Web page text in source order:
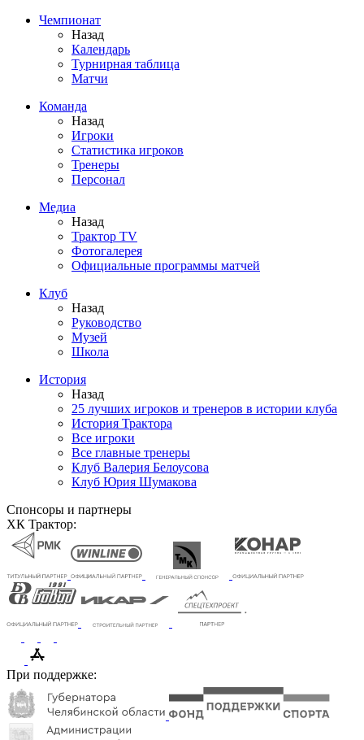
Чемпионат
Назад
Календарь
Турнирная таблица
Матчи
Команда
Назад
Игроки
Статистика игроков
Тренеры
Персонал
Медиа
Назад
Трактор TV
Фотогалерея
Официальные программы матчей
Клуб
Назад
Руководство
Музей
Школа
История
Назад
25 лучших игроков и тренеров в истории клуба
История Трактора
Все игроки
Все главные тренеры
Клуб Валерия Белоусова
Клуб Юрия Шумакова
Спонсоры и партнеры
ХК Трактор:
При поддержке: